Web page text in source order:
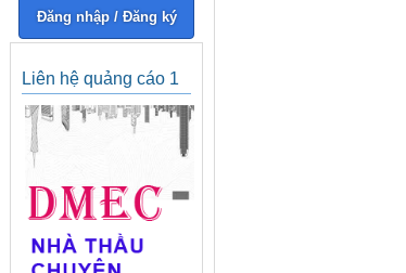
Đăng nhập / Đăng ký
Liên hệ quảng cáo 1